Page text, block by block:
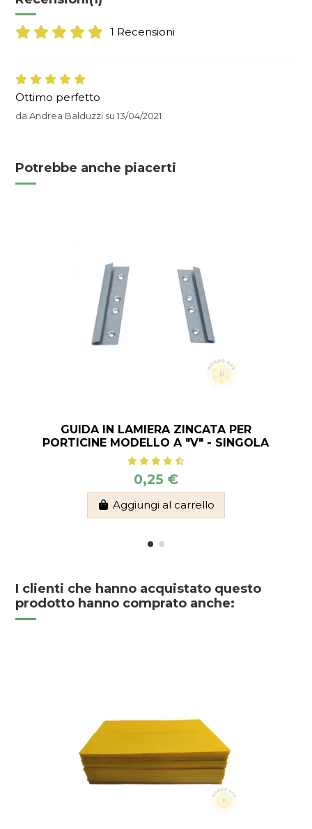
1 Recensioni
Ottimo perfetto
daAndrea Balduzzi su13/04/2021
Potrebbe anche piacerti
GUIDA IN LAMIERA ZINCATA PER
PORTICINE MODELLO A "V" - SINGOLA
0,25 €
Aggiungi al carrello
I clienti che hanno acquistato questo
prodotto hanno comprato anche: